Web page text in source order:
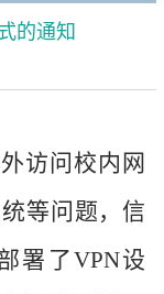
的通知
访问校内网
等问题，信
署了VPN设